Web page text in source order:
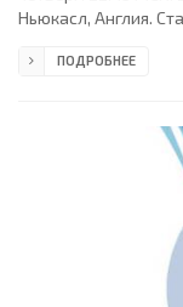
Ньюкасл, Англия.
Роланд Хайм
Шарль Н´Зогбиа,
Брэмбл, Стивен
ПОДРОБНЕЕ